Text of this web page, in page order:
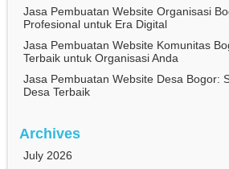
Jasa Pembuatan Website Organisasi
Profesional untuk Era Digital
Jasa Pembuatan Website Komunitas
Terbaik untuk Organisasi Anda
Jasa Pembuatan Website Desa Bogor:
Desa Terbaik
Archives
July 2026